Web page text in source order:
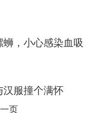
，小心感染血吸
汉服撞个满怀
页